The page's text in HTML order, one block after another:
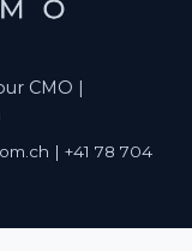
CMO |
| +41 78 704